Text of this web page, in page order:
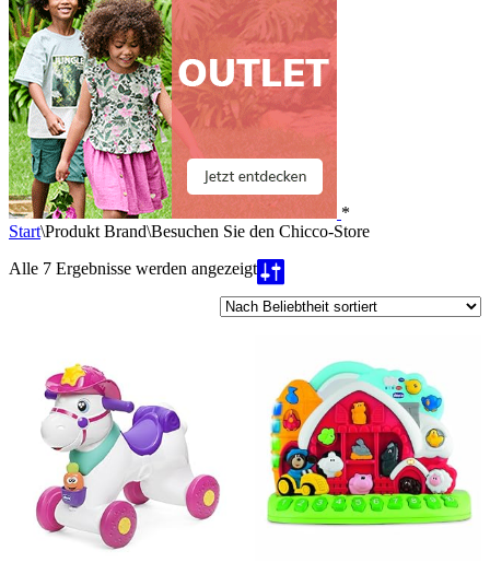
*
Start\Produkt Brand\Besuchen Sie den Chicco-Store
Alle 7 Ergebnisse werden angezeigtNach
Beliebtheit
sortiert